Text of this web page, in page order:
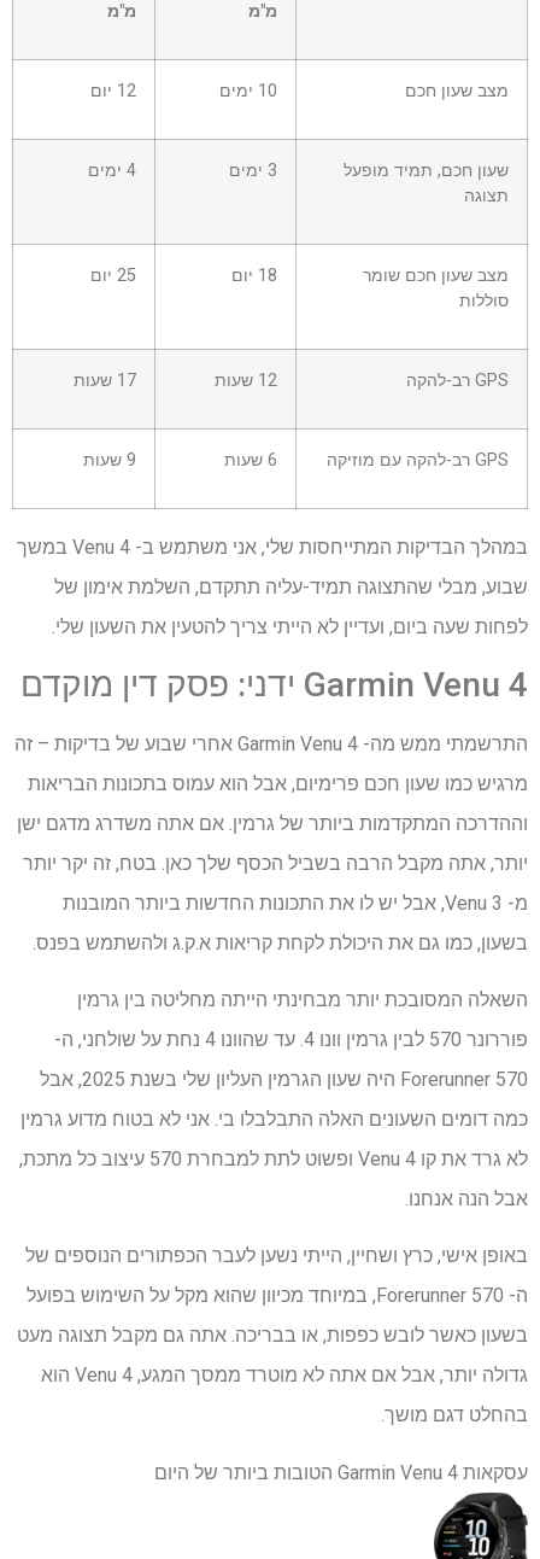
תא
0
מ"מ מ"מ
מצב שעון חכם 10 ימים 12 יום
שעון חכם, תמיד מופעל
תצוגה
3 ימים 4 ימים
מצב שעון חכם שומר
סוללות
18 יום 25 יום
GPS רב-להקה 12 שעות 17 שעות
GPS רב-להקה עם מוזיקה 6 שעות 9 שעות
במהלך הבדיקות המתייחסות שלי, אני משתמש ב- Venu 4 במשך
שבוע, מבלי שהתצוגה תמיד-עליה תתקדם, השלמת אימון של
לפחות שעה ביום, ועדיין לא הייתי צריך להטעין את השעון שלי.
Garmin Venu 4 ידני: פסק דין מוקדם
התרשמתי ממש מה- Garmin Venu 4 אחרי שבוע של בדיקות – זה
מרגיש כמו שעון חכם פרימיום, אבל הוא עמוס בתכונות הבריאות
וההדרכה המתקדמות ביותר של גרמין. אם אתה משדרג מדגם ישן
יותר, אתה מקבל הרבה בשביל הכסף שלך כאן. בטח, זה יקר יותר
מ- Venu 3, אבל יש לו את התכונות החדשות ביותר המובנות
בשעון, כמו גם את היכולת לקחת קריאות א.ק.ג ולהשתמש בפנס.
השאלה המסובכת יותר מבחינתי הייתה מחליטה בין גרמין
פוררונר 570 לבין גרמין וונו 4. עד שהוונו 4 נחת על שולחני, ה-
Forerunner 570 היה שעון הגרמין העליון שלי בשנת 2025, אבל
כמה דומים השעונים האלה התבלבלו בי. אני לא בטוח מדוע גרמין
לא גרד את קו Venu 4 ופשוט לתת למבחרת 570 עיצוב כל מתכת,
אבל הנה אנחנו.
באופן אישי, כרץ ושחיין, הייתי נשען לעבר הכפתורים הנוספים של
ה- Forerunner 570, במיוחד מכיוון שהוא מקל על השימוש בפועל
בשעון כאשר לובש כפפות, או בבריכה. אתה גם מקבל תצוגה מעט
גדולה יותר, אבל אם אתה לא מוטרד ממסך המגע, Venu 4 הוא
בהחלט דגם מושך.
עסקאות Garmin Venu 4 הטובות ביותר של היום